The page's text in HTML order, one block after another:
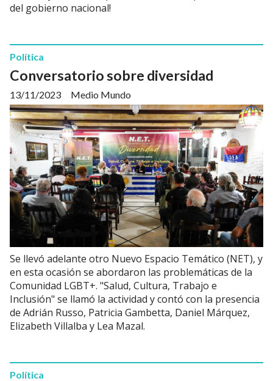
del gobierno nacional!
Conversatorio sobre diversidad
Medio Mundo
Política
13/11/2023
Se llevó adelante otro Nuevo Espacio Temático (NET), y
en esta ocasión se abordaron las problemáticas de la
Comunidad LGBT+. "Salud, Cultura, Trabajo e
Inclusión" se llamó la actividad y contó con la presencia
de Adrián Russo, Patricia Gambetta, Daniel Márquez,
Elizabeth Villalba y Lea Mazal.
Política